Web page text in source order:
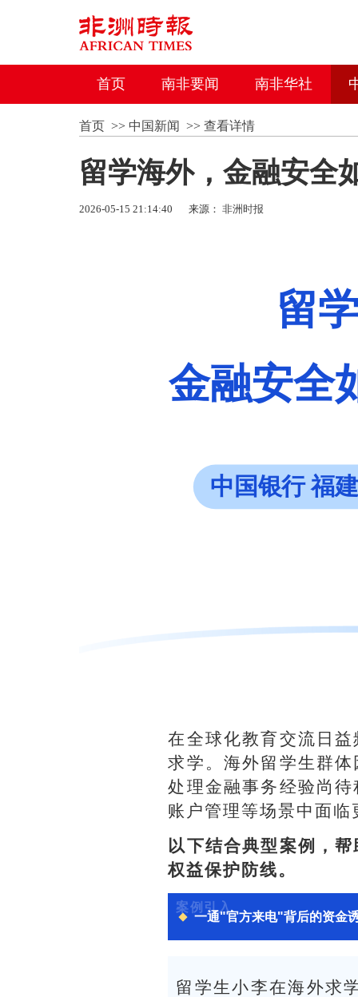
首页 南非要闻 南非华社
首页>> 中国新闻 >> 查看详情
留学海外，金融安全
2026-05-15 21:14:40 来源： 非洲时报
金融安全
留
中国银行 福
在全球化教育交流日
求学。海外留学生群
处理金融事务经验尚
账户管理等场景中面
以下结合典型案例，
权益保护防线。
案例引入
一通"官方来电"背后的资金
留学生小李在海外求